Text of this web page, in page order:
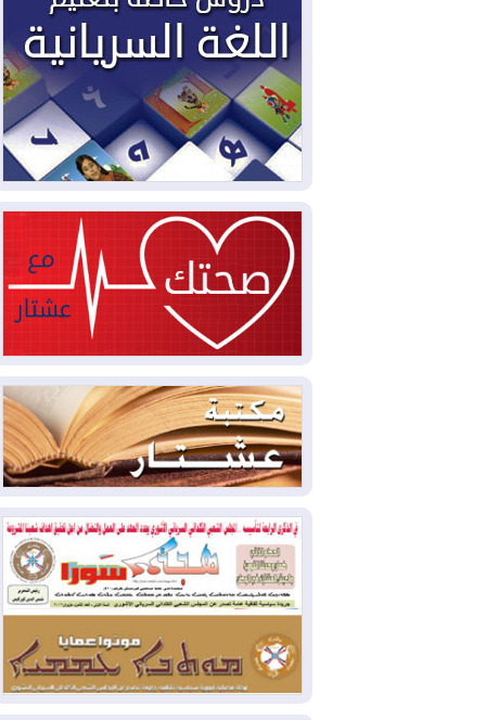
2026-08-05
حرائق فرنسا.. توقيف 402
شخص بينهم 156 قاصرا منذ بداية موسم
الحرائق
2026-08-04سومو: إنتاج النفط في إقليم
كوردستان انخفض إلى أقل من 10%
2026-08-04ملفات حقبة الكاظمي تعود إلى
الواجهة.. أنباء عن مراجعات قضائية
وتحقيقات أوسع في قضايا فساد
2026-08-04
بيترو يشكو تزوير الانتخابات
الرئاسية ويحذر من "حرب أهلية" في
كولومبيا
2026-08-03رئيس إقليم كوردستان في
دمشق في زيارة رسمية
2026-08-03العراق يؤكد مجدداً التزامه
بمنع الهجمات على الدول المجاورة
2026-08-03
العجز والاقتراض يطوقان
المالية العراقية.. اقتراض يتجاوز 3 تريليونات
دينار!
2026-08-03كوبا تغرق في الظلام مجددا
وانهيار الشبكة الكهربائية